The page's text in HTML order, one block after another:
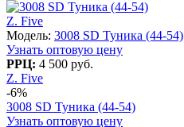
Z. Five
Модель: 3008 SD Туника (44-54)
Узнать оптовую цену
РРЦ: 4 500 руб.
Z. Five
-6%
3008 SD Туника (44-54)
Узнать оптовую цену